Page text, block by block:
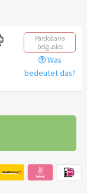
Pārdošana
beigusies
Was
bedeutet das?